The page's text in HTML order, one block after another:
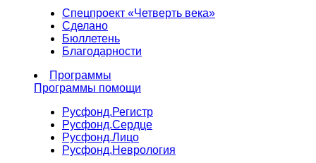
Спецпроект «Четверть века»
Сделано
Бюллетень
Благодарности
Программы
Программы помощи
Русфонд.Регистр
Русфонд.Сердце
Русфонд.Лицо
Русфонд.Неврология